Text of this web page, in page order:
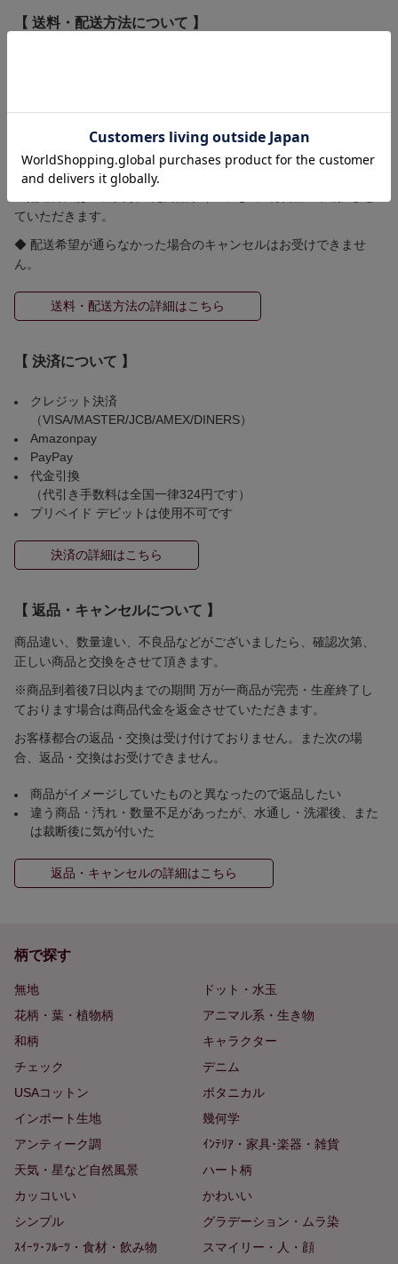
【 送料・配送方法について 】
ゆうパケット 250円(規定のサイズ等の条件有)
5,500円（税込）以上お買い上げで国内送料無料！！
≪ 配送方法 ≫
ていただきます。
◆ 配送希望が通らなかった場合のキャンセルはお受けできませ
ん。
送料・配送方法の詳細はこちら
【 決済について 】
クレジット決済
（VISA/MASTER/JCB/AMEX/DINERS）
Amazonpay
PayPay
代金引換
（代引き手数料は全国一律324円です）
プリペイド デビットは使用不可です
決済の詳細はこちら
【 返品・キャンセルについて 】
商品違い、数量違い、不良品などがございましたら、確認次第、
正しい商品と交換をさせて頂きます。
※商品到着後7日以内までの期間 万が一商品が完売・生産終了し
ております場合は商品代金を返金させていただきます。
お客様都合の返品・交換は受け付けておりません。また次の場
合、返品・交換はお受けできません。
商品がイメージしていたものと異なったので返品したい
違う商品・汚れ・数量不足があったが、水通し・洗濯後、また
は裁断後に気が付いた
返品・キャンセルの詳細はこちら
柄で探す
無地
ドット・水玉
花柄・葉・植物柄
アニマル系・生き物
和柄
キャラクター
チェック
デニム
USAコットン
ボタニカル
インポート生地
幾何学
アンティーク調
ｲﾝﾃﾘｱ・家具･楽器・雑貨
天気・星など自然風景
ハート柄
カッコいい
かわいい
シンプル
グラデーション・ムラ染
ｽｲｰﾂ･ﾌﾙｰﾂ・食材・飲み物
スマイリー・人・顔